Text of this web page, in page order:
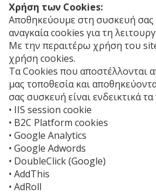
Χρήση των Cookies:
Αποθηκεύουμε στη συσκευή
αναγκαία cookies για τη
Με την περαιτέρω χρήση του
χρήση cookies.
Τα Cookies που αποστέλλονται
μας τοποθεσία και
σας συσκευή είναι ενδεικτικά
• IIS session cookie
• B2C Platform cookies
• Google Analytics
• Google Adwords
• DoubleClick (Google)
• AddThis
• AdRoll